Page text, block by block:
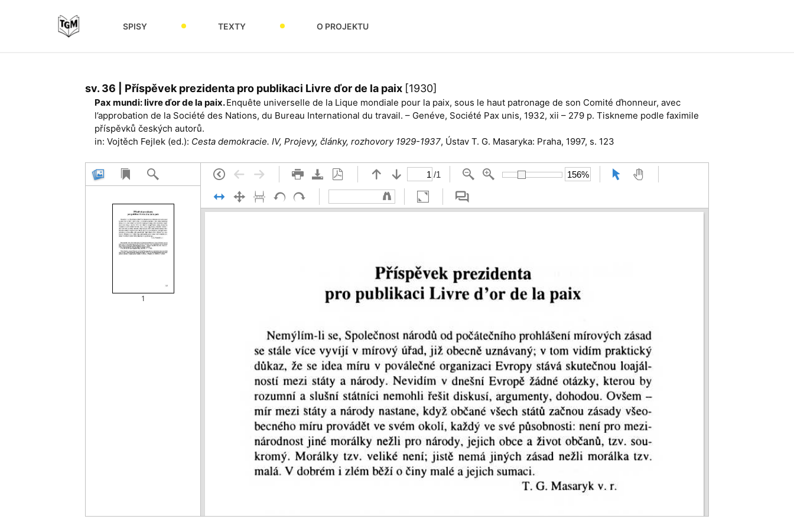
SPISY TEXTY O PROJEKTU
sv. 36 | Příspěvek prezidenta pro publikaci Livre ďor de la paix [1930]
Pax mundi: livre ďor de la paix.Enquête universelle de la Lique mondiale pour la paix, sous le haut patronage de son Comité ďhonneur, avec
l’approbation de la Société des Nations, du Bureau International du travail. – Genéve, Société Pax unis, 1932, xii – 279 p. Tiskneme podle faximile
příspěvků českých autorů.
in: Vojtěch Fejlek (ed.): Cesta demokracie. IV, Projevy, články, rozhovory 1929-1937, Ústav T. G. Masaryka: Praha, 1997, s. 123